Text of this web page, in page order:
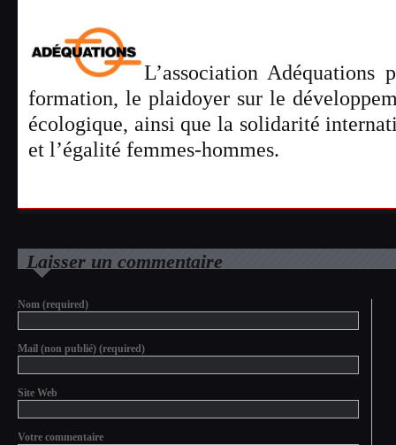
L’association Adéquations
formation, le plaidoyer sur le
écologique, ainsi que la solidarité
et l’égalité femmes-hommes.
Laisser un commentaire
Nom (required)
Mail (non publié) (required)
Site Web
Votre commentaire